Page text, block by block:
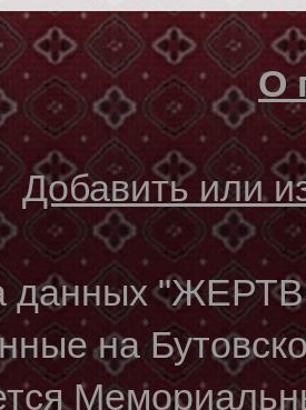
О
Добавить или
данных
на